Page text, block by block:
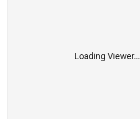
Loading Viewer...